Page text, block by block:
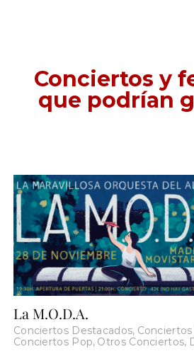
Conciertos y
que podrían
La M.O.D.A.
Conciertos Destacados,
Conciertos Pop, Otros Conciertos,